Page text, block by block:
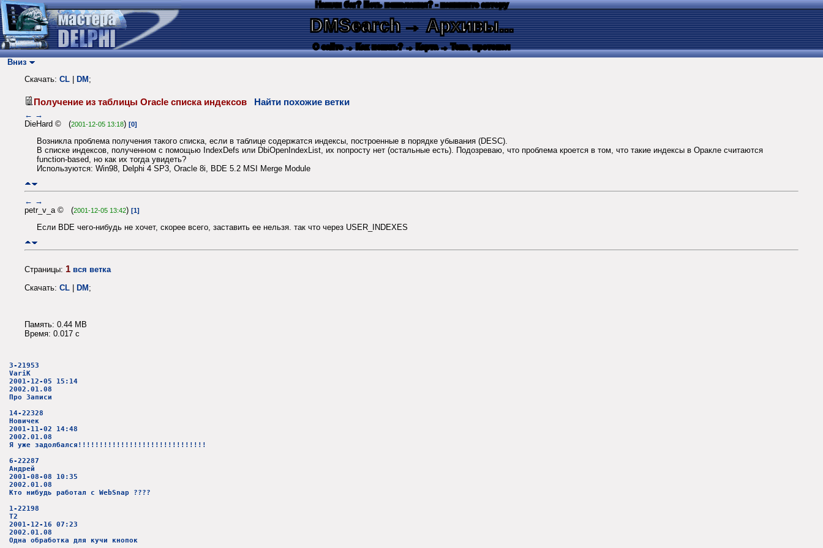
Нашли баг? Есть пожелания? - напишите автору
DMSearch→ Архивы...
О сайте → Как искать? → Карта → Текс. протокол
Вниз
Скачать: CL DM ;
Получение из таблицы Oracle списка индексов Найти похожие ветки
← →
DieHard © (2001-12-05 13:18) [0]
Возникла проблема получения такого списка, если в таблице содержатся индексы, построенные в порядке убывания (DESC).
В списке индексов, полученном с помощью IndexDefs или DbiOpenIndexList, их попросту нет (остальные есть). Подозреваю, что проблема кроется в том, что такие индексы в Оракле считаются
function-based, но как их тогда увидеть?
Используются: Win98, Delphi 4 SP3, Oracle 8i, BDE 5.2 MSI Merge Module
← →
petr_v_a © (2001-12-05 13:42) [1]
Если BDE чего-нибудь не хочет, скорее всего, заставить ее нельзя. так что через USER_INDEXES
Страницы: 1 вся ветка
Скачать: CL DM ;
Память: 0.44 MB
Время: 0.017 c
3-21953
VariK
2001-12-05 15:14
2002.01.08
Про Записи
14-22328
Новичек
2001-11-02 14:48
2002.01.08
Я уже задолбался!!!!!!!!!!!!!!!!!!!!!!!!!!!!!!
6-22287
Андрей
2001-08-08 10:35
2002.01.08
Кто нибудь работал с WebSnap ????
1-22198
T2
2001-12-16 07:23
2002.01.08
Одна обработка для кучи кнопок